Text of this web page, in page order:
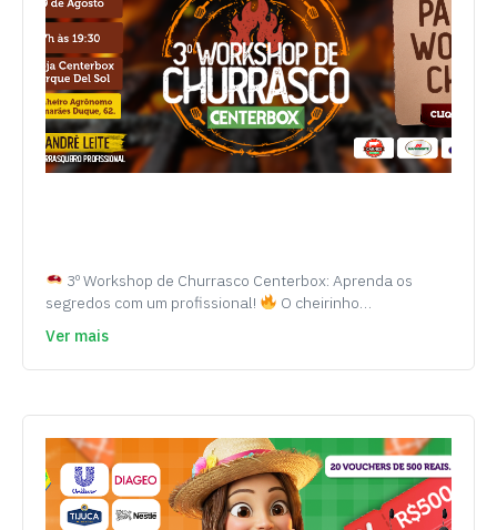
3º Workshop de Churrasco Centerbox: Aprenda os
segredos com um profissional!
O cheirinho…
Ver mais